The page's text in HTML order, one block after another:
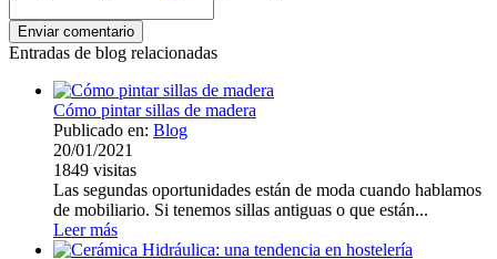
Entradas de blog relacionadas
Cómo pintar sillas de madera
Publicado en: Blog
20/01/2021
1849 visitas
Las segundas oportunidades están de moda cuando hablamos
de mobiliario. Si tenemos sillas antiguas o que están...
Leer más